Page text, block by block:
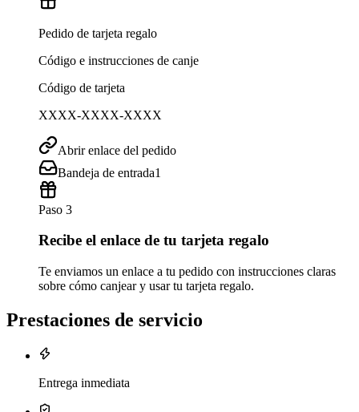
Pedido de tarjeta regalo
Código e instrucciones de canje
Código de tarjeta
XXXX-XXXX-XXXX
Abrir enlace del pedido
Bandeja de entrada1
Paso 3
Recibe el enlace de tu tarjeta regalo
Te enviamos un enlace a tu pedido con instrucciones claras
sobre cómo canjear y usar tu tarjeta regalo.
Prestaciones de servicio
Entrega inmediata